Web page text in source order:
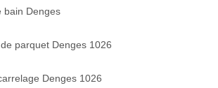
bain Denges
parquet Denges 1026
Denges 1026